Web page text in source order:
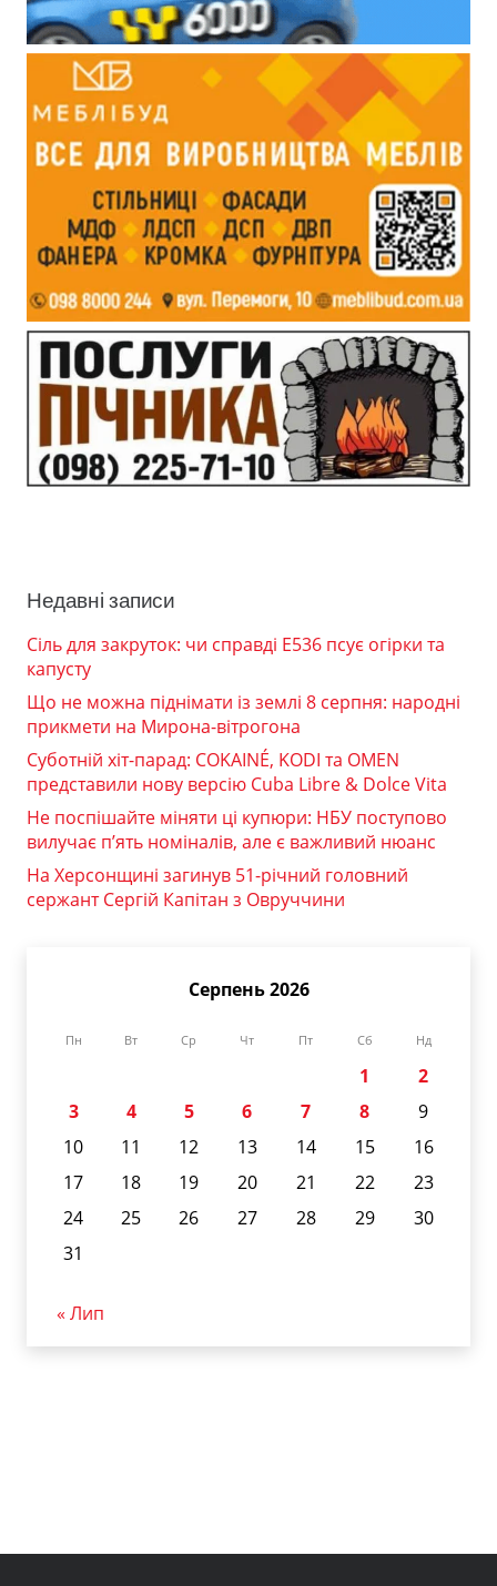
Недавні записи
Сіль для закруток: чи справді Е536 псує огірки та
капусту
Що не можна піднімати із землі 8 серпня: народні
прикмети на Мирона-вітрогона
Суботній хіт-парад: COKAINÉ, KODI та OMEN
представили нову версію Cuba Libre & Dolce Vita
Не поспішайте міняти ці купюри: НБУ поступово
вилучає п’ять номіналів, але є важливий нюанс
На Херсонщині загинув 51-річний головний
сержант Сергій Капітан з Овруччини
Серпень 2026
Пн Вт Ср Чт Пт Сб Нд
1
2
3
4 5 6 7 8
9
10
11 12 13 14 15
16
17
18 19 20 21 22
23
24
25 26 27 28 29
30
31
« Лип